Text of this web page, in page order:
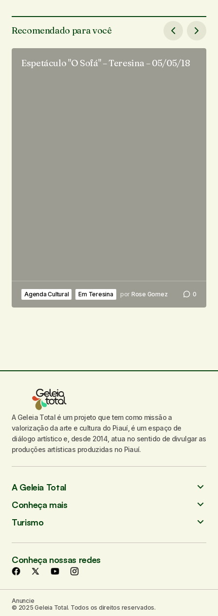
Recomendado para você
Espetáculo "O Sofá" – Teresina – 05/05/18
Agenda Cultural Em Teresina por Rose Gomez 0
A Geleia Total é um projeto que tem como missão a
valorização da arte e cultura do Piauí, é um espaço de
diálogo artístico e, desde 2014, atua no sentido de divulgar as
produções artísticas produzidas no Piauí.
A Geleia Total
Conheça mais
Turismo
Conheça nossas redes
Anuncie
© 2025 Geleia Total. Todos os direitos reservados.